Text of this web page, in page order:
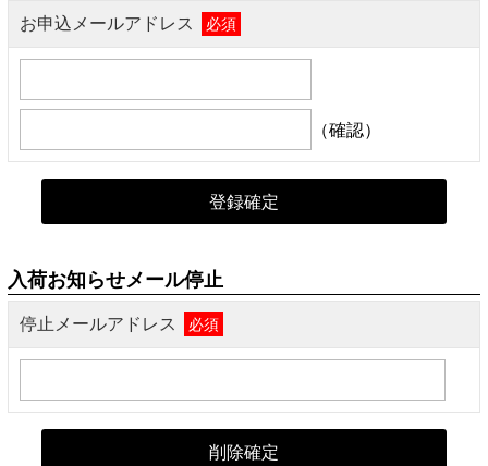
お申込メールアドレス 必須
（確認）
入荷お知らせメール停止
停止メールアドレス
必須